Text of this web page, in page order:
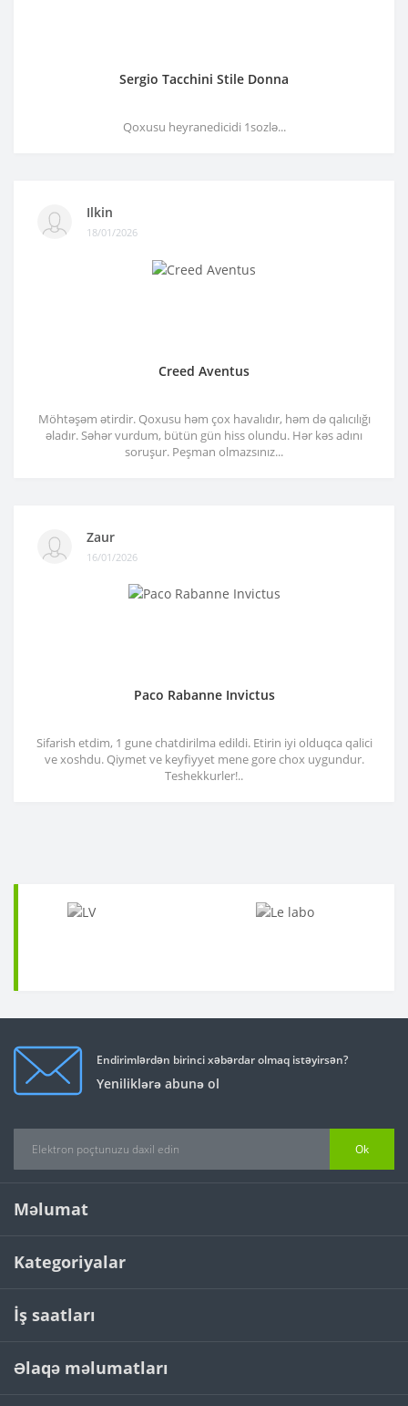
Sergio Tacchini Stile Donna
Qoxusu heyranedicidi 1sozlə...
Ilkin
18/01/2026
Creed Aventus
Möhtəşəm ətirdir. Qoxusu həm çox havalıdır, həm də qalıcılığı
əladır. Səhər vurdum, bütün gün hiss olundu. Hər kəs adını
soruşur. Peşman olmazsınız...
Zaur
16/01/2026
Paco Rabanne Invictus
Sifarish etdim, 1 gune chatdirilma edildi. Etirin iyi olduqca qalici
ve xoshdu. Qiymet ve keyfiyyet mene gore chox uygundur.
Teshekkurler!..
Endirimlərdən birinci xəbərdar olmaq istəyirsən?
Yeniliklərə abunə ol
Ok
Məlumat
Kategoriyalar
İş saatları
Əlaqə məlumatları